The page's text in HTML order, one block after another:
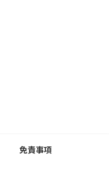
免責事項